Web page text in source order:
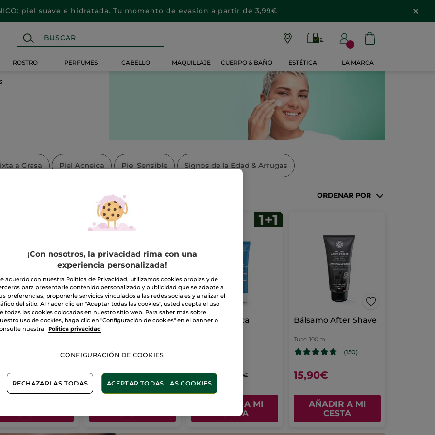
piel suave e hidratada. Tu momento de evasión a partir de 3,99€
ROSTRO PERFUMES CABELLO MAQUILLAJE CUERPO & BAÑO ESTÉTICA LA MARCA
a Grasa Piel Acneica Piel Sensible Signos de la Edad & Arrugas
ORDENAR POR
de Ojos
en tu 2º limpiador:
1+1 Bálsamo
Aftershave
(10)
15,90€ 31,80€
1+1 Crema Rica
23,90€ 47,80€
AÑADIR A MI
CESTA
Bálsamo After Shave
Tubo 100 ml
(150)
15,90€
AÑADIR A MI
CESTA
¡Con nosotros, la privacidad rima con una
experiencia personalizada!
acuerdo con nuestra Política de Privacidad, utilizamos cookies propias y de
para presentarle contenido personalizado y publicidad que se adapte a
preferencias, proponerle servicios vinculados a las redes sociales y analizar el
del sitio. Al hacer clic en "Aceptar todas las cookies", usted acepta el uso
todas las cookies colocadas en nuestro sitio web. Para saber más sobre
uso de cookies, haga clic en "Configuración de cookies" en el banner o
nuestra
Politica privacidad
CONFIGURACIÓN DE COOKIES
RECHAZARLAS TODAS ACEPTAR TODAS LAS COOKIES